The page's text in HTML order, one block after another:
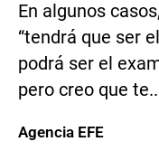
En algunos
“tendrá que ser
podrá ser el
pero creo que
Agencia EFE